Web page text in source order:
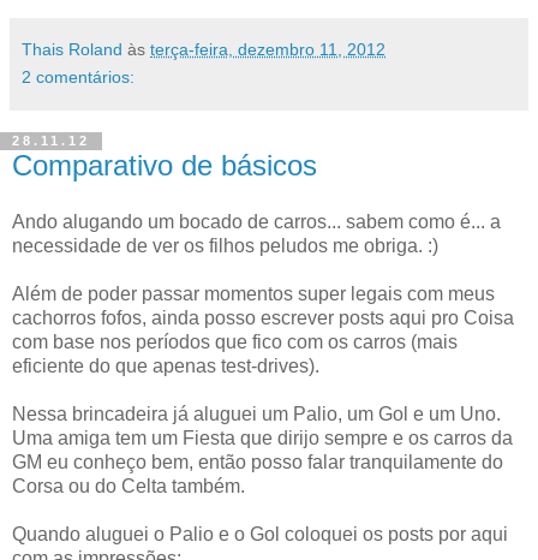
Thais Roland às terça-feira, dezembro 11, 2012
2 comentários:
28.11.12
Comparativo de básicos
Ando alugando um bocado de carros... sabem como é... a
necessidade de ver os filhos peludos me obriga. :)
Além de poder passar momentos super legais com meus
cachorros fofos, ainda posso escrever posts aqui pro Coisa
com base nos períodos que fico com os carros (mais
eficiente do que apenas test-drives).
Nessa brincadeira já aluguei um Palio, um Gol e um Uno.
Uma amiga tem um Fiesta que dirijo sempre e os carros da
GM eu conheço bem, então posso falar tranquilamente do
Corsa ou do Celta também.
Quando aluguei o Palio e o Gol coloquei os posts por aqui